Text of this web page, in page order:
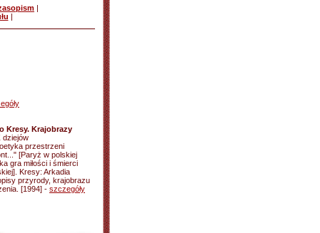
|
|
Kresy. Krajobrazy
dziejów
przestrzeni
[Paryż w polskiej
gra miłości i śmierci
Kresy: Arkadia
przyrody, krajobrazu
[1994] - szczegóły